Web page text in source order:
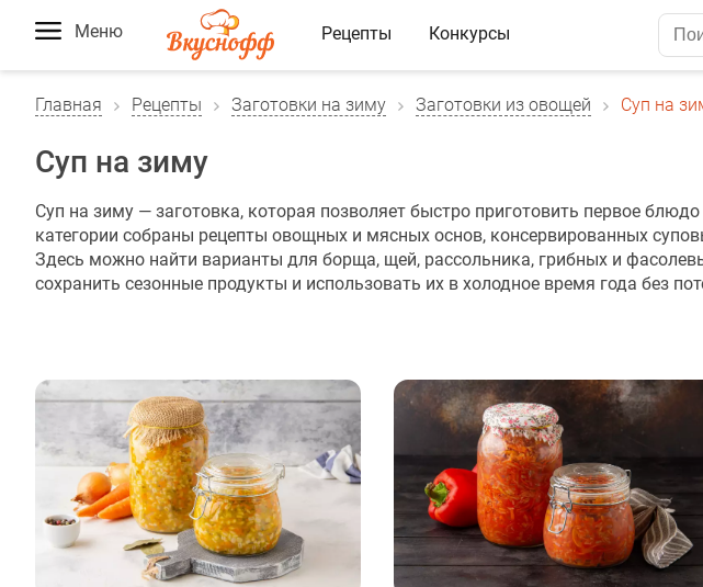
Меню Рецепты Конкурсы
Главная Рецепты Заготовки на зиму Заготовки из овощей Суп на
Суп на зиму
Суп на зиму — заготовка, которая позволяет быстро приготовить первое
категории собраны рецепты овощных и мясных основ, консервированных
Здесь можно найти варианты для борща, щей, рассольника, грибных и
сохранить сезонные продукты и использовать их в холодное время года без